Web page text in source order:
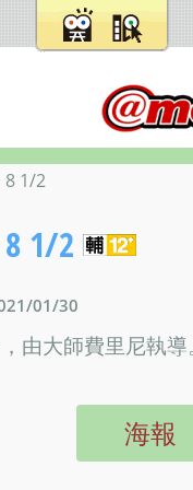
8 1/2
1/2
01/30
由大師費里尼執
海報